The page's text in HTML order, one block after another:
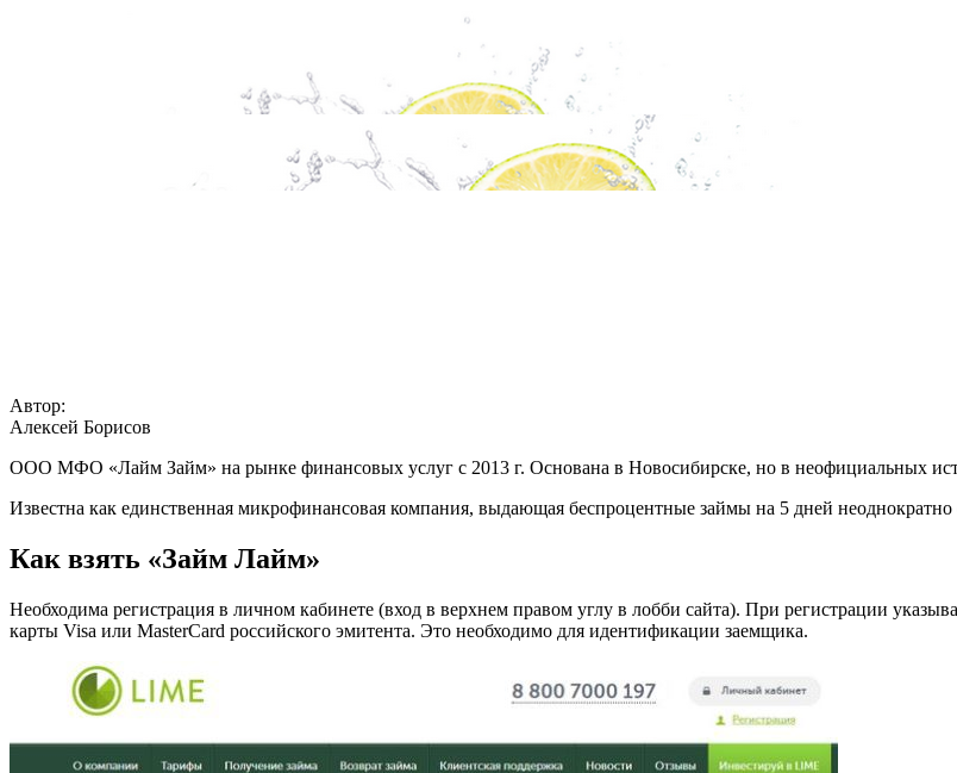
Автор:
Алексей Борисов
ООО МФО «Лайм Займ» на рынке финансовых услуг с 2013 г. Основана в Новосибирске, но в неофициальных
Известна как единственная микрофинансовая компания, выдающая беспроцентные займы на 5 дней
Как взять «Займ Лайм»
Необходима регистрация в личном кабинете (вход в верхнем правом углу в лобби сайта). При регистрации
карты Visa или MasterCard российского эмитента. Это необходимо для идентификации заемщика.